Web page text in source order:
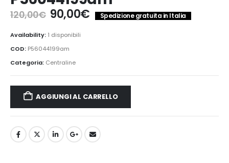
120,00€ Il
prezzo
originale
era:
120,00€.
90,00€Il
prezzo
Spedizione gratuita in Italia
Availability: 1 disponibili
COD: P56044199am
Categoria: Centraline
AGGIUNGI AL CARRELLO